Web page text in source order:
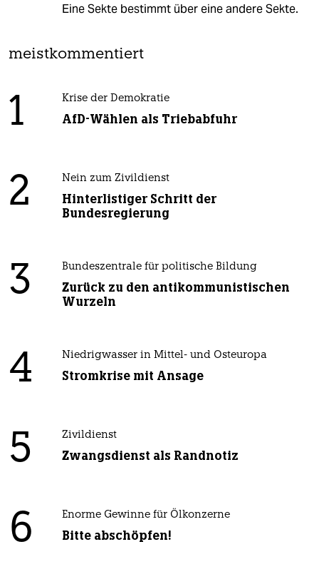
Eine Sekte bestimmt über eine andere Sekte.
meistkommentiert
1 Krise der Demokratie
AfD-Wählen als Triebabfuhr
2 Nein zum Zivildienst
Hinterlistiger Schritt der
Bundesregierung
3 Bundeszentrale für politische Bildung
Zurück zu den antikommunistischen
Wurzeln
4 Niedrigwasser in Mittel- und Osteuropa
Stromkrise mit Ansage
5 Zivildienst
Zwangsdienst als Randnotiz
6 Enorme Gewinne für Ölkonzerne
Bitte abschöpfen!